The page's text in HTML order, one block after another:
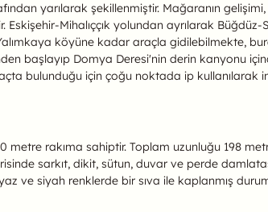
yarılarak şekillenmiştir. Mağaranın
Mihalıççık yolundan ayrılarak Büğdüz-
köyüne kadar araçla gidilebilmekte,
başlayıp Domya Deresi'nin derin kanyonu
bulunduğu için çoğu noktada ip kullanılarak
rakıma sahiptir. Toplam uzunluğu 198
sarkıt, dikit, sütun, duvar ve perde
ve siyah renklerde bir sıva ile kaplanmış